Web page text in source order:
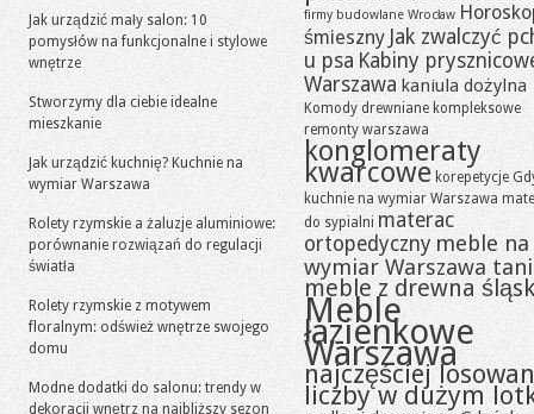
Jak urządzić mały salon: 10
pomysłów na funkcjonalne i stylowe
wnętrze
Stworzymy dla ciebie idealne
mieszkanie
Jak urządzić kuchnię? Kuchnie na
wymiar Warszawa
Rolety rzymskie a żaluzje aluminiowe:
porównanie rozwiązań do regulacji
światła
Rolety rzymskie z motywem
floralnym: odśwież wnętrze swojego
domu
Modne dodatki do salonu: trendy w
dekoracji wnętrz na najbliższy sezon
firmy budowlane Wrocław
śmieszny Jak zwalczyć
u psa Kabiny
Warszawa kaniula dożylna
Komody drewniane kompleksowe
remonty warszawa
konglomeraty
kwarcowe korepetycje
kuchnie na wymiar Warszawa
do sypialni materac
ortopedyczny meble na
wymiar Warszawa
meble z drewna
Meble
łazienkowe
Warszawa
najczęściej
liczby w dużym